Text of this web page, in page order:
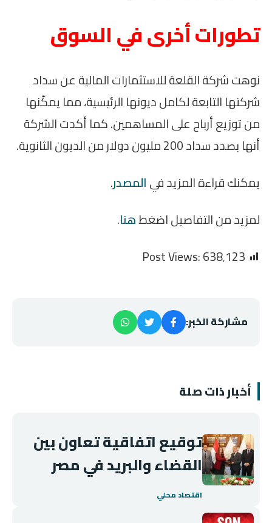
تطورات أخرى في السوق
نوهت شركة القلعة للاستثمارات المالية عن سداد
شركتها التابعة لكامل ديونها الرئيسية، مما يمكّنها
من توزيع أرباح على المساهمين. كما أكدت الشركة
أنها بصدد سداد 200 مليون دولار من الديون الثانوية.
يمكنك قراءة المزيد فيالمصدر.
لمزيد من التفاصيل اضغطهنا.
Post Views:638٬123
مشاركة الخبر:
أخبار ذات صلة
توقيع اتفاقية تعاون بين
القضاء والبريد في مصر
اقتصاد محلي